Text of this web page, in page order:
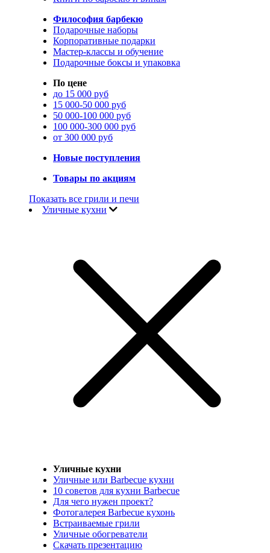
Философия барбекю
Подарочные наборы
Корпоративные подарки
Мастер-классы и обучение
Подарочные боксы и упаковка
По цене
до 15 000 руб
15 000-50 000 руб
50 000-100 000 руб
100 000-300 000 руб
от 300 000 руб
Новые поступления
Товары по акциям
Показать все грили и печи
Уличные кухни
Уличные кухни
Уличные или Barbecue кухни
10 советов для кухни Barbecue
Для чего нужен проект?
Фотогалерея Barbecue кухонь
Встраиваемые грили
Уличные обогреватели
Скачать презентацию